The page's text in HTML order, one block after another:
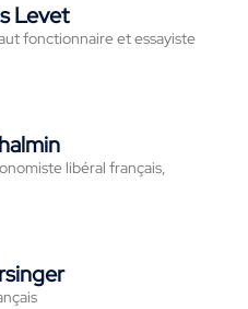
Levet
fonctionnaire et essayiste
libéral français,